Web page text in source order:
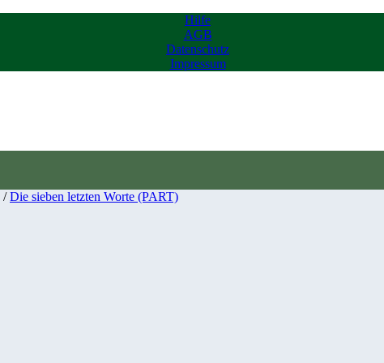
Hilfe
AGB
Datenschutz
Impressum
/Die sieben letzten Worte (PART)